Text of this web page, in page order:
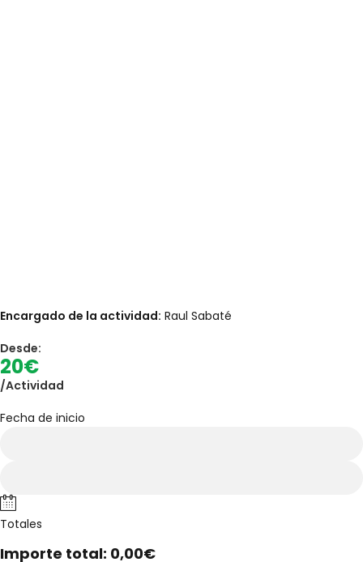
Encargado de la actividad: Raul Sabaté
Desde:
20€
/Actividad
Fecha de inicio
Totales
Importe total: 0,00€